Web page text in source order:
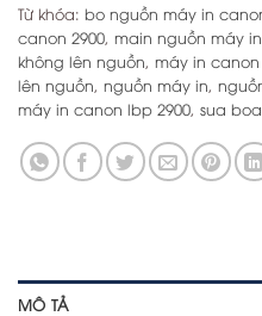
Từ khóa: bo nguồn máy in
canon 2900, main nguồn máy
không lên nguồn, máy in
lên nguồn, nguồn máy in,
máy in canon lbp 2900, sua
MÔ TẢ